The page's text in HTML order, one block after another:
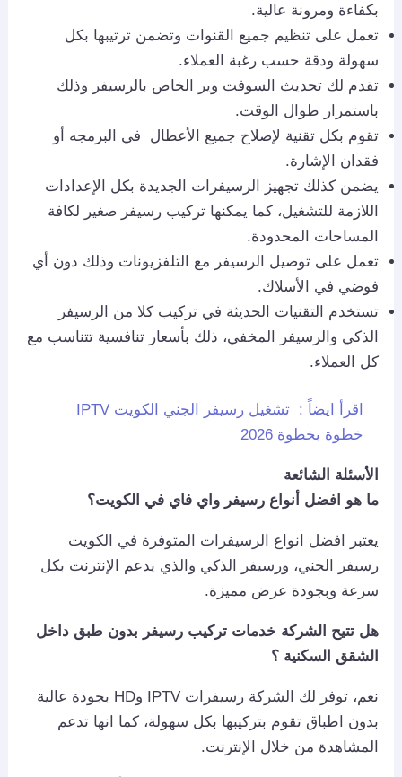
بكفاءة ومرونة عالية.
تعمل على تنظيم جميع القنوات وتضمن ترتيبها بكل
سهولة ودقة حسب رغبة العملاء.
تقدم لك تحديث السوفت وير الخاص بالرسيفر وذلك
باستمرار طوال الوقت.
تقوم بكل تقنية لإصلاح جميع الأعطال في البرمجه أو
فقدان الإشارة.
يضمن كذلك تجهيز الرسيفرات الجديدة بكل الإعدادات
اللازمة للتشغيل، كما يمكنها تركيب رسيفر صغير لكافة
المساحات المحدودة.
تعمل على توصيل الرسيفر مع التلفزيونات وذلك دون أي
فوضي في الأسلاك.
تستخدم التقنيات الحديثة في تركيب كلا من الرسيفر
الذكي والرسيفر المخفي، ذلك بأسعار تنافسية تتناسب مع
كل العملاء.
اقرأ ايضاً :
تشغيل رسيفر الجني الكويت IPTV
خطوة بخطوة 2026
الأسئلة الشائعة
ما هو افضل أنواع رسيفر واي فاي في الكويت؟
يعتبر افضل انواع الرسيفرات المتوفرة في الكويت
رسيفر الجني، ورسيفر الذكي والذي يدعم الإنترنت بكل
سرعة وبجودة عرض مميزة.
هل تتيح الشركة خدمات تركيب رسيفر بدون طبق داخل
الشقق السكنية ؟
نعم، توفر لك الشركة رسيفرات IPTV وHD بجودة عالية
بدون اطباق تقوم بتركيبها بكل سهولة، كما انها تدعم
المشاهدة من خلال الإنترنت.